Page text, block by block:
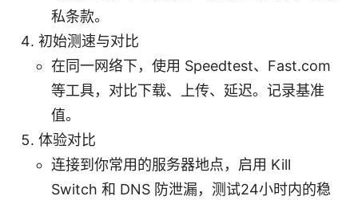
私条款。
初始测速与对比
在同一网络下，使用 Speedtest、Fast.com
等工具，对比下载、上传、延迟。记录基准
值。
体验对比
连接到你常用的服务器地点，启用 Kill
Switch 和 DNS 防泄漏，测试24小时内的稳